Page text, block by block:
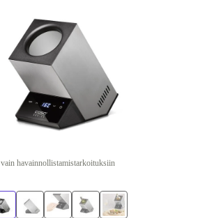
vain havainnollistamistarkoituksiin